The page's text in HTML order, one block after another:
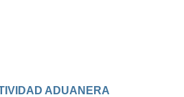
ADUANERA